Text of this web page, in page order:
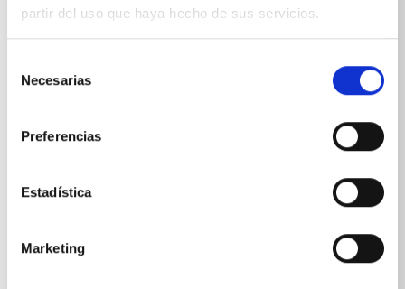
partir del uso que haya hecho de sus servicios.
Necesarias
Preferencias
Estadística
Marketing
Lanza doble de 660 mm con
0,972